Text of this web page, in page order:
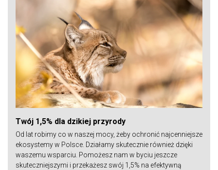
Twój 1,5% dla dzikiej przyrody
Od lat robimy co w naszej mocy, żeby ochronić najcenniejsze
ekosystemy w Polsce. Działamy skutecznie również dzięki
waszemu wsparciu. Pomożesz nam w byciu jeszcze
skuteczniejszymi i przekażesz swój 1,5% na efektywną